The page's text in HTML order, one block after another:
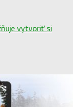
vytvoriť si